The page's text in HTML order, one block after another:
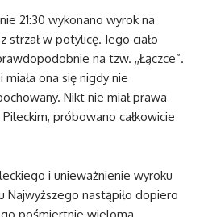
21:30 wykonano wyrok na
w potylicę. Jego ciało
na tzw. ,,Łączce”.
miała ona się nigdy nie
Nikt nie miał prawa
próbowano całkowicie
i unieważnienie wyroku
Najwyższego nastąpiło dopiero